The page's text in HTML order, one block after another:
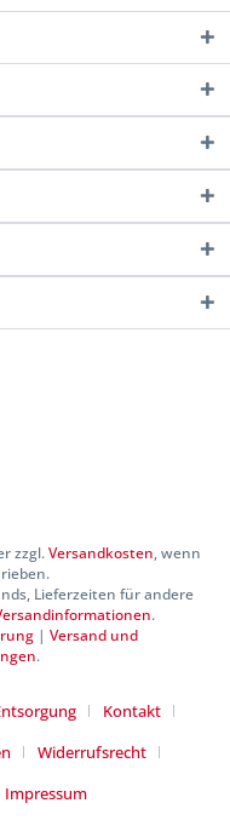
zzgl.Versandkosten, wenn
Lieferzeiten für andere
.
| Versand und
.
Kontakt
Widerrufsrecht
Impressum